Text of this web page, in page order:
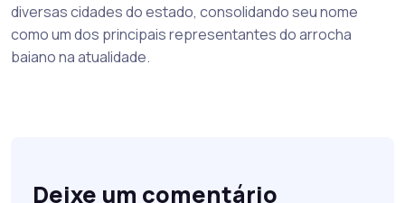
diversas cidades do estado, consolidando seu nome
como um dos principais representantes do arrocha
baiano na atualidade.
Deixe um comentário